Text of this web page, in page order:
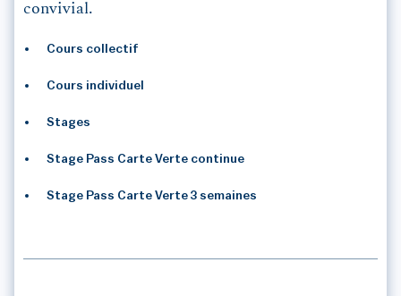
convivial.
Cours collectif
Cours individuel
Stages
Stage Pass Carte Verte continue
Stage Pass Carte Verte 3 semaines